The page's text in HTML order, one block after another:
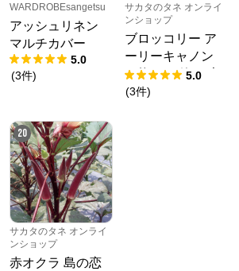
WARDROBEsangetsu
アッシュリネン
マルチカバー
5.0
(3件)
サカタのタネ オンライ
ンショップ
ブロッコリー ア
ーリーキャノン
（約2000粒） 大
袋
5.0
(3件)
20
サカタのタネ オンライ
ンショップ
赤オクラ 島の恋